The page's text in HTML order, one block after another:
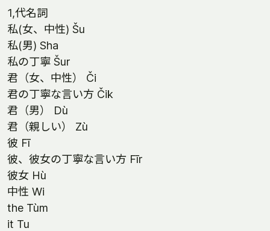
1,代名詞
私(女、中性) Šu
私(男) Sha
私の丁寧 Šur
君（女、中性） Či
君の丁寧な言い方 Čik
君（男） Dù
君（親しい） Zù
彼 Fī
彼、彼女の丁寧な言い方 Fīr
彼女 Hù
中性 Wi
the Tùm
it Tu